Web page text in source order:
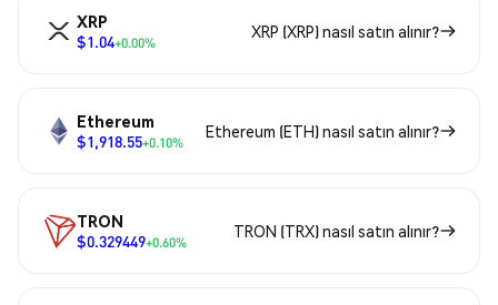
XRP
$1.04+0.00%
XRP (XRP) nasıl satın alınır?
Ethereum
$1,918.55+0.10%
Ethereum (ETH) nasıl satın alınır?
TRON
$0.329449+0.60%
TRON (TRX) nasıl satın alınır?